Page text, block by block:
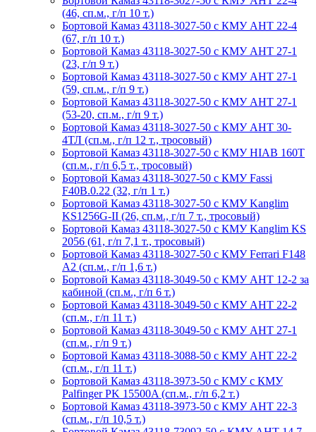
(46, сп.м., г/п 10 т.)
Бортовой Камаз 43118-3027-50 с КМУ АНТ 22-4
(67, г/п 10 т.)
Бортовой Камаз 43118-3027-50 с КМУ АНТ 27-1
(23, г/п 9 т.)
Бортовой Камаз 43118-3027-50 с КМУ АНТ 27-1
(59, сп.м., г/п 9 т.)
Бортовой Камаз 43118-3027-50 с КМУ АНТ 27-1
(53-20, сп.м., г/п 9 т.)
Бортовой Камаз 43118-3027-50 с КМУ АНТ 30-
4ТЛ (сп.м., г/п 12 т., тросовый)
Бортовой Камаз 43118-3027-50 с КМУ HIAB 160T
(сп.м., г/п 6,5 т., тросовый)
Бортовой Камаз 43118-3027-50 с КМУ Fassi
F40B.0.22 (32, г/п 1 т.)
Бортовой Камаз 43118-3027-50 с КМУ Kanglim
KS1256G-II (26, сп.м., г/п 7 т., тросовый)
Бортовой Камаз 43118-3027-50 с КМУ Kanglim KS
2056 (61, г/п 7,1 т., тросовый)
Бортовой Камаз 43118-3027-50 с КМУ Ferrari F148
A2 (сп.м., г/п 1,6 т.)
Бортовой Камаз 43118-3049-50 с КМУ АНТ 12-2 за
кабиной (сп.м., г/п 6 т.)
Бортовой Камаз 43118-3049-50 с КМУ АНТ 22-2
(сп.м., г/п 11 т.)
Бортовой Камаз 43118-3049-50 с КМУ АНТ 27-1
(сп.м., г/п 9 т.)
Бортовой Камаз 43118-3088-50 с КМУ АНТ 22-2
(сп.м., г/п 11 т.)
Бортовой Камаз 43118-3973-50 с КМУ с КМУ
Palfinger PK 15500A (сп.м., г/п 6,2 т.)
Бортовой Камаз 43118-3973-50 с КМУ АНТ 22-3
(сп.м., г/п 10,5 т.)